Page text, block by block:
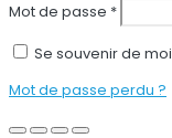
Mot de passe *
Se souvenir de moi
Mot de passe perdu ?